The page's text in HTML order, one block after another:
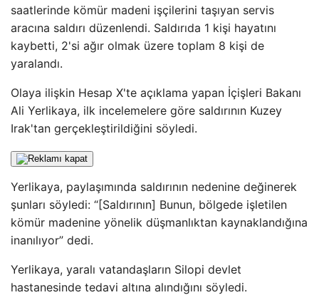
saatlerinde kömür madeni işçilerini taşıyan servis
aracına saldırı düzenlendi. Saldırıda 1 kişi hayatını
kaybetti, 2'si ağır olmak üzere toplam 8 kişi de
yaralandı.
Olaya ilişkin Hesap X'te açıklama yapan İçişleri Bakanı
Ali Yerlikaya, ilk incelemelere göre saldırının Kuzey
Irak'tan gerçekleştirildiğini söyledi.
Yerlikaya, paylaşımında saldırının nedenine değinerek
şunları söyledi: “[Saldırının] Bunun, bölgede işletilen
kömür madenine yönelik düşmanlıktan kaynaklandığına
inanılıyor” dedi.
Yerlikaya, yaralı vatandaşların Silopi devlet
hastanesinde tedavi altına alındığını söyledi.